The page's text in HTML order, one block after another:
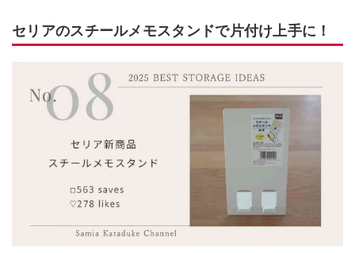
セリアのスチールメモスタンドで片付け上手に！